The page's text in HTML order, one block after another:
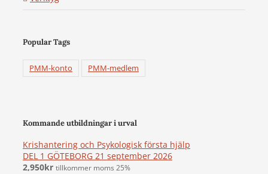
Popular Tags
PMM-konto PMM-medlem
Kommande utbildningar i urval
Krishantering och Psykologisk första hjälp
DEL 1 GÖTEBORG 21 september 2026
2,950kr tillkommer moms 25%